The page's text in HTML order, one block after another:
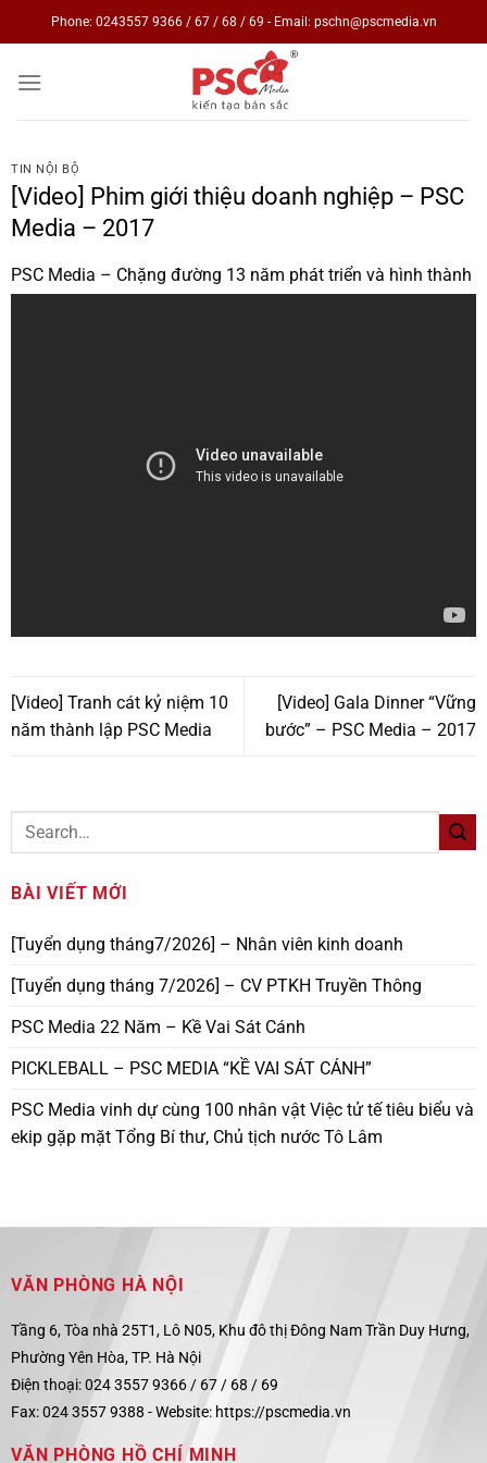
to
Phone: 0243557 9366 / 67 / 68 / 69 - Email: pschn@pscmedia.vn
TIN NỘI BỘ
[Video] Phim giới thiệu doanh nghiệp – PSC
Media – 2017
PSC Media – Chặng đường 13 năm phát triển và hình thành
[Video] Tranh cát kỷ niệm 10
năm thành lập PSC Media
[Video] Gala Dinner “Vững
bước” – PSC Media – 2017
BÀI VIẾT MỚI
[Tuyển dụng tháng7/2026] – Nhân viên kinh doanh
[Tuyển dụng tháng 7/2026] – CV PTKH Truyền Thông
PSC Media 22 Năm – Kề Vai Sát Cánh
PICKLEBALL – PSC MEDIA “KỀ VAI SÁT CÁNH”
PSC Media vinh dự cùng 100 nhân vật Việc tử tế tiêu biểu và
ekip gặp mặt Tổng Bí thư, Chủ tịch nước Tô Lâm
VĂN PHÒNG HÀ NỘI
Tầng 6, Tòa nhà 25T1, Lô N05, Khu đô thị Đông Nam Trần Duy Hưng,
Phường Yên Hòa, TP. Hà Nội
Điện thoại: 024 3557 9366 / 67 / 68 / 69
Fax: 024 3557 9388 -Website: https://pscmedia.vn
VĂN PHÒNG HỒ CHÍ MINH